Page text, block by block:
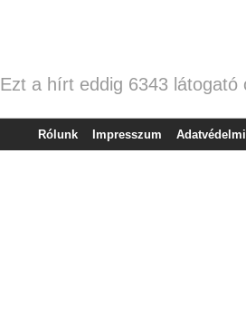
Ezt a hírt eddig 6343 látogató
Rólunk Impresszum